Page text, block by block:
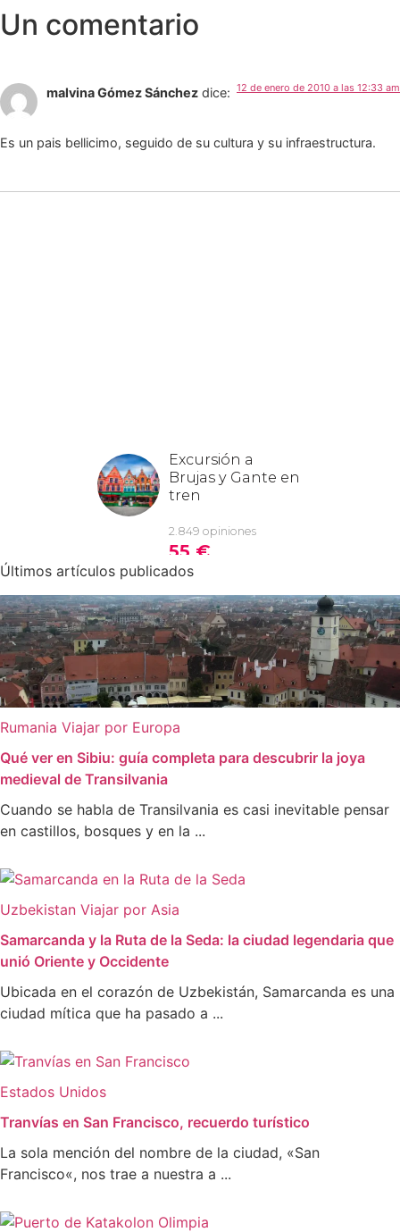
Un comentario
malvina Gómez Sánchez dice: 12 de enero de 2010 a las 12:33 am
Es un pais bellicimo, seguido de su cultura y su infraestructura.
Últimos artículos publicados
Rumania Viajar por Europa
Qué ver en Sibiu: guía completa para descubrir la joya
medieval de Transilvania
Cuando se habla de Transilvania es casi inevitable pensar
en castillos, bosques y en la ...
Uzbekistan Viajar por Asia
Samarcanda y la Ruta de la Seda: la ciudad legendaria que
unió Oriente y Occidente
Ubicada en el corazón de Uzbekistán, Samarcanda es una
ciudad mítica que ha pasado a ...
Estados Unidos
Tranvías en San Francisco, recuerdo turístico
La sola mención del nombre de la ciudad, «San
Francisco«, nos trae a nuestra a ...